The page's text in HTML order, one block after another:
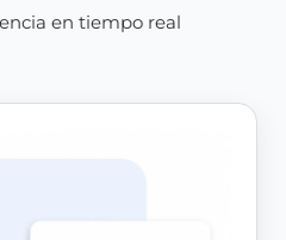
en tiempo real